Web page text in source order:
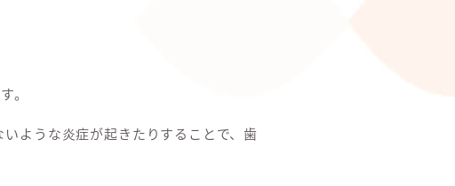
。
ような炎症が起きたりすることで、歯